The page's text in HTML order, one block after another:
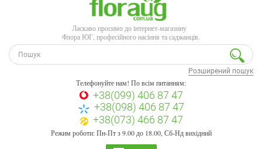
Ласкаво просимо до інтернет-магазину
Флора ЮГ, професійного насіння та саджанців.
Розширений пошук
Телефонуйте нам! По всім питанням:
+38(099) 406 87 47
+38(098) 406 87 47
+38(073) 466 87 47
Режим роботи: Пн-Пт з 9.00 до 18.00, Сб-Нд вихідний